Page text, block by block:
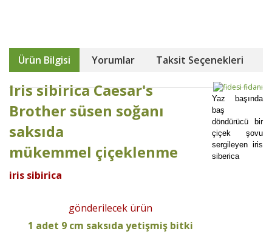
Ürün Bilgisi Yorumlar Taksit Seçenekleri
Iris sibirica Caesar's
Brother süsen soğanı
saksıda
mükemmel çiçeklenme
iris sibirica
gönderilecek ürün
1 adet 9 cm saksıda yetişmiş bitki
Yaz başında
baş
döndürücü bir
çiçek şovu
sergileyen iris
siberica